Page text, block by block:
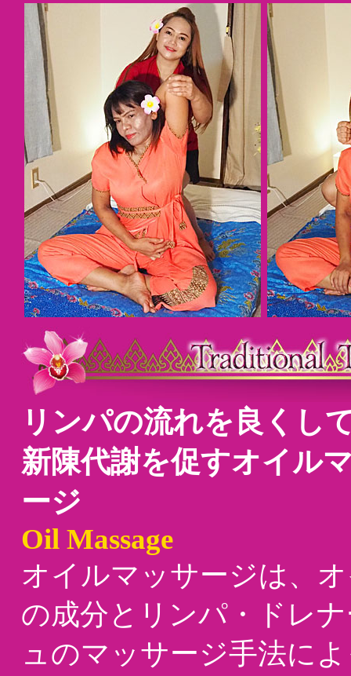
リンパの流れを良くし
新陳代謝を促すオイル
ージ
Oil Massage
オイルマッサージは、
の成分とリンパ・ドレ
ュのマッサージ手法に